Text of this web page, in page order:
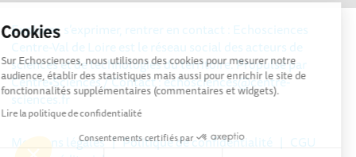
Cookies
Sur Echosciences, nous utilisons des cookies pour mesurer notre
audience, établir des statistiques mais aussi pour enrichir le site de
fonctionnalités supplémentaires (commentaires et widgets).
Lire la politique de confidentialité
Consentements certifiés par
Explorer, s’exprimer, rentrer en contact : Echosciences
Centre-Val de Loire est le réseau social des acteurs de
sciences et de technologies du territoire. Propulsé par
Centre•Sciences/ Contact : echosciences@centre-
sciences.fr
Mentions légales|Politique de confidentialité
CGU